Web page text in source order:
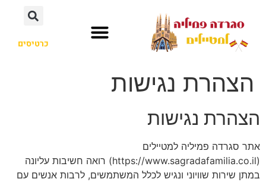
כרטיסים
הצהרת נגישות
הצהרת נגישות
אתר סגרדה פמיליה למטיילים
(https://www.sagradafamilia.co.il) רואה חשיבות עליונה
במתן שירות שוויוני ונגיש לכלל המשתמשים, לרבות אנשים עם